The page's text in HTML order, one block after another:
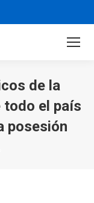
de la
todo el país
posesión